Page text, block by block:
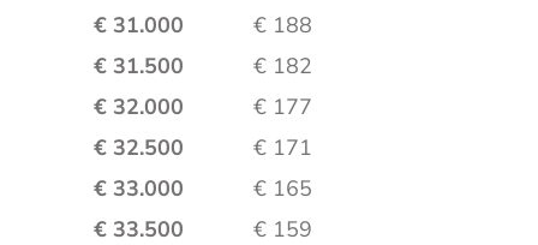
€ 31.000
€ 188
€ 31.500
€ 182
€ 32.000
€ 177
€ 32.500
€ 171
€ 33.000
€ 165
€ 33.500
€ 159